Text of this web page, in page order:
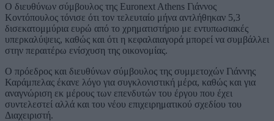
Ο διευθύνων σύμβουλος της Euronext Athens Γιάννος
Κοντόπουλος τόνισε ότι τον τελευταίο μήνα αντλήθηκαν 5,3
δισεκατομμύρια ευρώ από το χρηματιστήριο με εντυπωσιακές
υπερκαλύψεις, καθώς και ότι η κεφαλαιαγορά μπορεί να συμβάλλει
στην περαιτέρω ενίσχυση της οικονομίας.
Ο πρόεδρος και διευθύνων σύμβουλος της συμμετοχών Γιάννης
Καράμπελας έκανε λόγο για συγκλονιστική μέρα, καθώς και για
αναγνώριση εκ μέρους των επενδυτών του έργου που έχει
συντελεστεί αλλά και του νέου επιχειρηματικού σχεδίου του
Διαχειριστή.